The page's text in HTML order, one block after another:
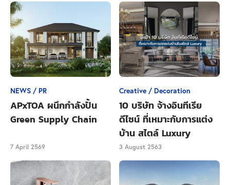
ตารางเมตร
เขตนี้ไม่ติดไม่ได้เลยเพราะมีสวนสาธารณะขนาดใหญ่
อย่างสวนรถไฟ สวนจตุจักรและสวนสมเด็จพระนางเจ้าสิ
ริกิติ์ฯ ทำให้สัดส่วนของพื้นที่สวนสาธารณะมีถึง 13.47 ต่อ
คน หากใครต้องการอยู่ใกล้สวนสาธารณะให้ได้ออกกำลัง
กายท่ามกลางธรรมชาติกลางเมืองก็ต้องเลือกคอนโดใน
ย่านจตุจักรกันเลย
เขตหลักสี่ รวมพื้นที่สวนสาธารณะ 1,827,359.24
ตารางเมตร
แม้จะไม่มีสวนสาธารณะขนาดใหญ่แต่ในเขตนี้มีหมู่บ้าน
NEWS / PR
APxTOA ผนึกกำลังปั้น
Green Supply Chain
7 April 2569
Creative / Decoration
10 บริษัท จ้างอินทีเรีย
ดีไซน์ ที่เหมาะกับการแต่ง
บ้าน สไตล์ Luxury
3 August 2563